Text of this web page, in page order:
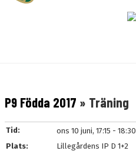
P9 Födda 2017 » Träning
Tid:
ons 10 juni, 17:15 - 18:30
Plats:
Lillegårdens IP D 1+2